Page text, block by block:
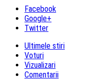
Facebook
Google+
Twitter
Ultimele stiri
Voturi
Vizualizari
Comentarii